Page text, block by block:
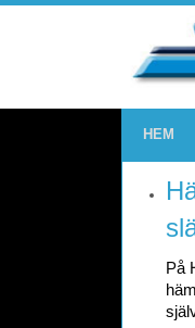
HEM
På